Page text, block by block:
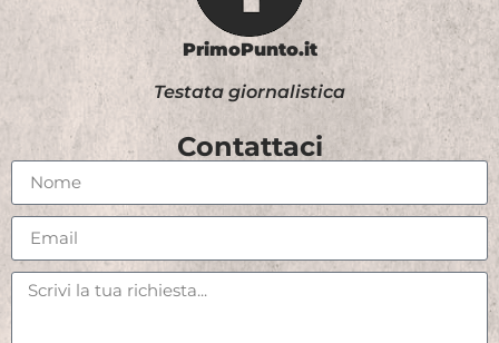
PrimoPunto.it
Testata giornalistica
Contattaci